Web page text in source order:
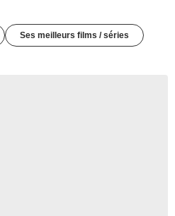
Ses meilleurs films / séries